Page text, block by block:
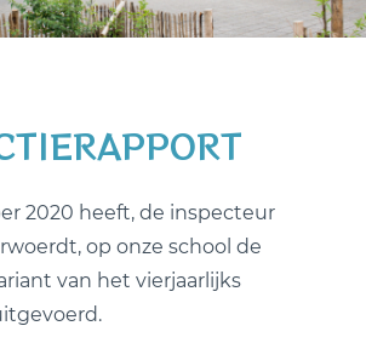
2020 heeft, de inspecteur
op onze school de
van het vierjaarlijks